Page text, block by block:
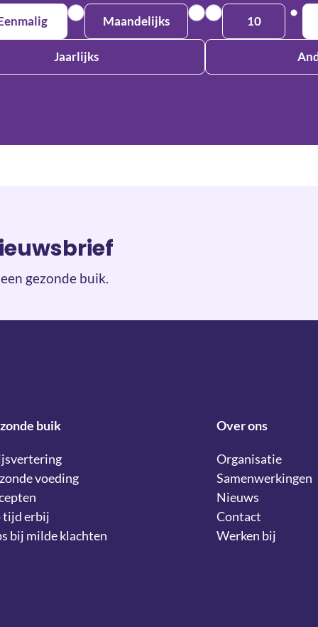
Maandelijks
Jaarlijks
10
gezonde buik.
buik
voeding
tijd erbij
bij milde klachten
Over ons
Organisatie
Samenwerkingen
Nieuws
Contact
Werken bij